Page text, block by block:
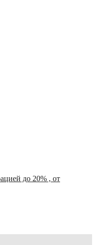
до 20% , от